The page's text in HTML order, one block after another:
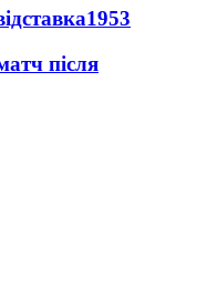
1953
після